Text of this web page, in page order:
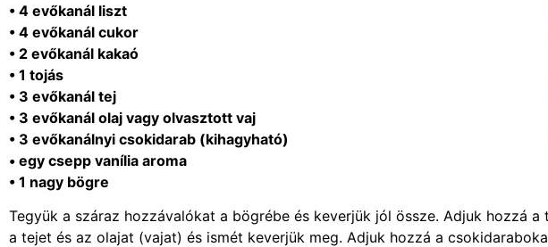
• 4 evőkanál liszt
• 4 evőkanál cukor
• 2 evőkanál kakaó
• 1 tojás
• 3 evőkanál tej
• 3 evőkanál olaj vagy olvasztott vaj
• 3 evőkanálnyi csokidarab (kihagyható)
• egy csepp vanília aroma
• 1 nagy bögre
Tegyük a száraz hozzávalókat a bögrébe és keverjük jól össze. Adjuk hozzá
a tejet és az olajat (vajat) és ismét keverjük meg. Adjuk hozzá a